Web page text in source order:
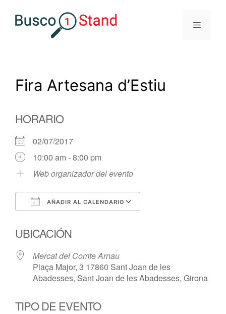
Menú
Fira Artesana d’Estiu
HORARIO
02/07/2017
10:00 am - 8:00 pm
Web organizador del evento
AÑADIR AL CALENDARIO
UBICACIÓN
Mercat del Comte Arnau
Plaça Major, 3 17860 Sant Joan de les
Abadesses, Sant Joan de les Abadesses, Girona
TIPO DE EVENTO